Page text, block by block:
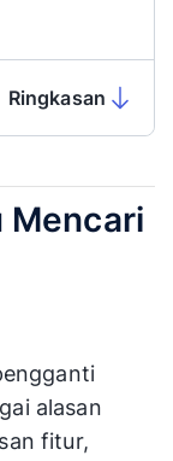
Ringkasan
Mencari
alasan
fitur,